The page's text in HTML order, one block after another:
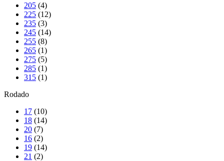
205 (4)
225 (12)
235 (3)
245 (14)
255 (8)
265 (1)
275 (5)
285 (1)
315 (1)
Rodado
17 (10)
18 (14)
20 (7)
16 (2)
19 (14)
21 (2)